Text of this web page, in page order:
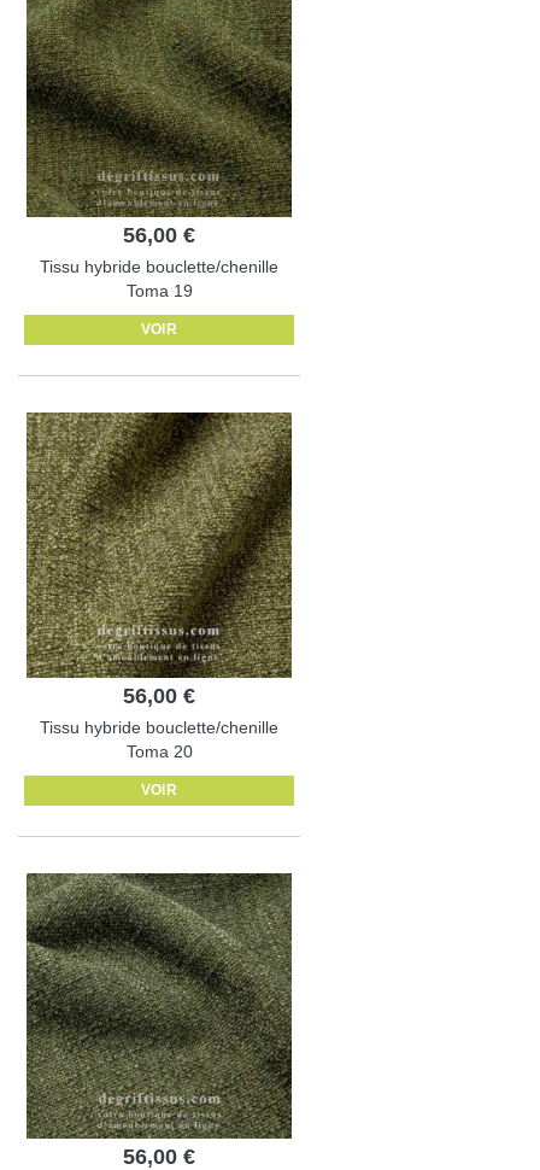
56,00 €
Tissu hybride bouclette/chenille
Toma 19
VOIR
56,00 €
Tissu hybride bouclette/chenille
Toma 20
VOIR
56,00 €